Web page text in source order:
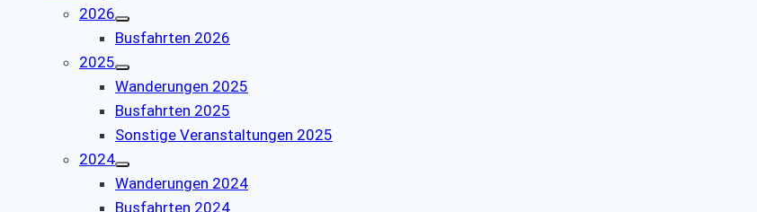
2026
Busfahrten 2026
2025
Wanderungen 2025
Busfahrten 2025
Sonstige Veranstaltungen 2025
2024
Wanderungen 2024
Busfahrten 2024